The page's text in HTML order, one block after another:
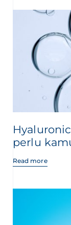
perlu
Read more